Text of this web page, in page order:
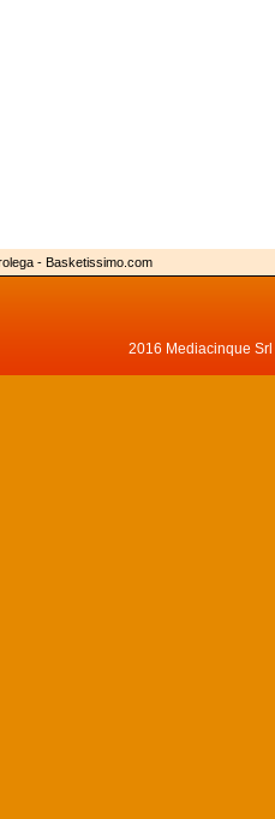
- Basketissimo.com
2016 Mediacinque Srl